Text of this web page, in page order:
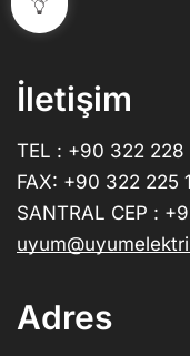
İletişim
TEL : +90 322 228
FAX: +90 322 225
SANTRAL CEP :
Adres